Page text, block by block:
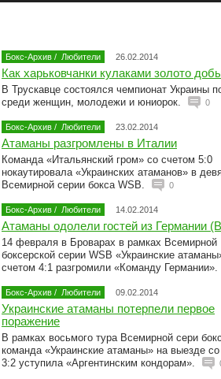
Бокс-Архив / Любители 26.02.2014
Как харьковчанки кулаками золото
В Трускавце состоялся чемпионат Украины
среди женщин, молодежи и юниорок.
0
Бокс-Архив / Любители 23.02.2014
Атаманы разгромлены в Италии
Команда «Итальянский гром» со счетом 5:0
нокаутировала «Украинских атаманов» в
Всемирной серии бокса WSB.
0
Бокс-Архив / Любители 14.02.2014
Атаманы одолели гостей из Германии
14 февраля в Броварах в рамках Всемирной
боксерской серии WSB «Украинские
счетом 4:1 разгромили «Команду Германии».
Бокс-Архив / Любители 09.02.2014
Украинские атаманы потерпели первое
поражение
В рамках восьмого тура Всемирной сери
команда «Украинские атаманы» на выезде
3:2 уступила «Аргентинским кондорам».